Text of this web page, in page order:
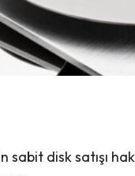
disk satışı